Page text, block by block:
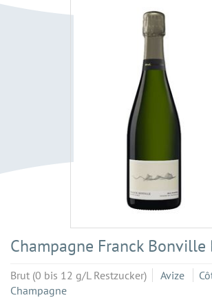
Champagne Franck Bonville
Brut (0 bis 12 g/L Restzucker) Avize
Champagne